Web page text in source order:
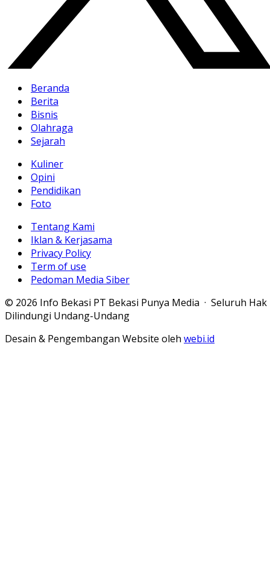
Beranda
Berita
Bisnis
Olahraga
Sejarah
Kuliner
Opini
Pendidikan
Foto
Tentang Kami
Iklan & Kerjasama
Privacy Policy
Term of use
Pedoman Media Siber
© 2026 Info Bekasi PT Bekasi Punya Media · Seluruh Hak
Dilindungi Undang-Undang
Desain & Pengembangan Website oleh webi.id